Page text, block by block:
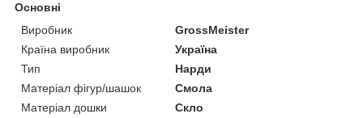
Основні
Виробник
GrossMeister
Країна виробник
Україна
Тип
Нарди
Матеріал фігур/шашок
Смола
Матеріал дошки
Скло